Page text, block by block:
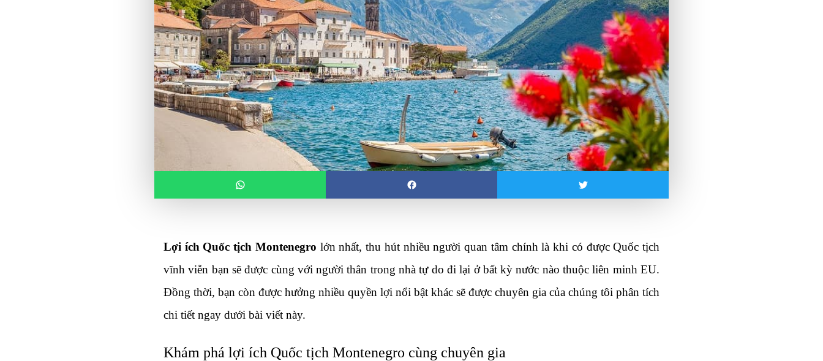
Lợi ích Quốc tịch Montenegro lớn nhất, thu hút nhiều người quan tâm chính là khi có được Quốc tịch
vĩnh viễn bạn sẽ được cùng với người thân trong nhà tự do đi lại ở bất kỳ nước nào thuộc liên minh EU.
Đồng thời, bạn còn được hưởng nhiều quyền lợi nổi bật khác sẽ được chuyên gia của chúng tôi phân tích
chi tiết ngay dưới bài viết này.
Khám phá lợi ích Quốc tịch Montenegro cùng chuyên gia